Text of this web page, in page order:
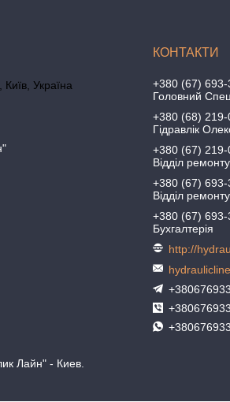
Україна
+380 (67) 693-
Головний
+380 (68) 219-
Гідравлік
+380 (67) 219-
Відділ
+380 (67) 693-
Відділ ремонту
+380 (67) 693-
Бухгалтерія
http://
Лайн" - Киев.